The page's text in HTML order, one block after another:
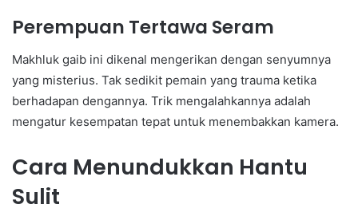
Perempuan Tertawa Seram
Makhluk gaib ini dikenal mengerikan dengan senyumnya
yang misterius. Tak sedikit pemain yang trauma ketika
berhadapan dengannya. Trik mengalahkannya adalah
mengatur kesempatan tepat untuk menembakkan kamera.
Cara Menundukkan Hantu
Sulit